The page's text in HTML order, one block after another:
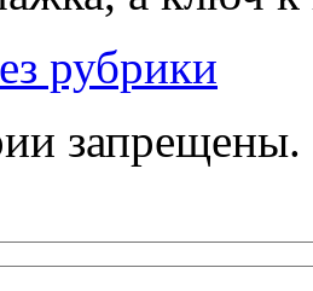
рубрики
запрещены.